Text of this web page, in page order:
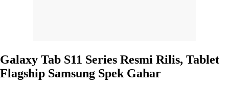
Galaxy Tab S11 Series Resmi Rilis, Tablet
Flagship Samsung Spek Gahar